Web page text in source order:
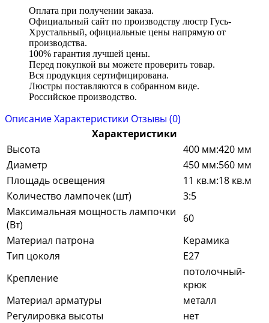
Оплата при получении заказа.
Официальный сайт по производству люстр Гусь-
Хрустальный, официальные цены напрямую от
производства.
100% гарантия лучшей цены.
Перед покупкой вы можете проверить товар.
Вся продукция сертифицирована.
Люстры поставляются в собранном виде.
Российское производство.
ОписаниеХарактеристики Отзывы (0)
Характеристики
Высота
400 мм:420 мм
Диаметр
450 мм:560 мм
Площадь освещения
11 кв.м:18 кв.м
Количество лампочек (шт)
3:5
Максимальная мощность лампочки
(Вт)
60
Материал патрона
Керамика
Тип цоколя
E27
Крепление
потолочный-
крюк
Материал арматуры
металл
Регулировка высоты
нет